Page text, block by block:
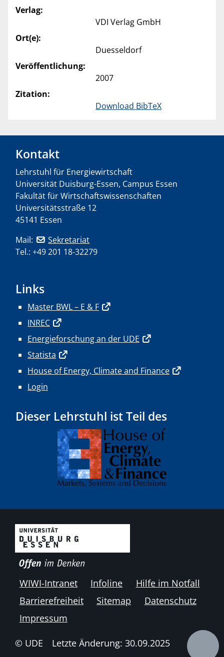
Verlag:
VDI Verlag GmbH
Ort(e):
Duesseldorf
Veröffentlichung:
2007
Zitation:
Download BibTeX
Kontakt
Lehrstuhl für Energiewirtschaft
Universität Duisburg-Essen, Campus Essen
Fakultät für Wirtschaftswissenschaften
Universitätsstraße 12
45141 Essen
Mail:
Sekretariat
Tel.: +49 201 18-32279
Links
Master BWL – E & F
INREC
Energieforschung an der UDE
Statista
House of Energy, Climate and Finance
Login
Dieser Lehrstuhl ist Teil des
WIWI-Intranet Infoline
Hilfe im Notfall
Barrierefreiheit
Sitemap
Datenschutz
Impressum
© UDE Letzte Änderung: 30.09.2025